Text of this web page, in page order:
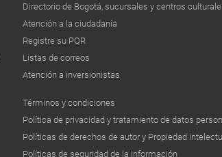
Directorio de Bogotá, sucursales y centros
Atención a la ciudadanía
Registre su PQR
Listas de correos
Atención a inversionistas
Términos y condiciones
Política de privacidad y tratamiento de datos
Políticas de derechos de autor y Propiedad
Políticas de seguridad de la información